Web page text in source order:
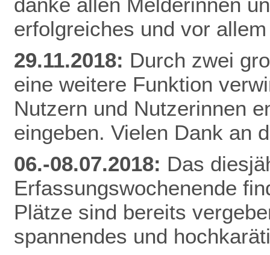
erfolgreiches und vor
29.11.2018: Durch zwei
eine weitere Funktion
Nutzern und Nutzerinnen
eingeben. Vielen Dank an
06.-08.07.2018: Das
Erfassungswochenende
Plätze sind bereits
spannendes und